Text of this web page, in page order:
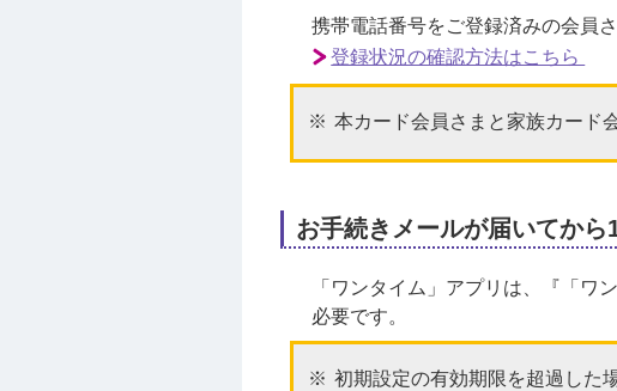
携帯電話番号をご登録済みの会員
登録状況の確認方法はこちら
本カード会員さまと家族カード
お手続きメールが届いてか
「ワンタイム」アプリは、『「ワ
必要です。
初期設定の有効期限を超過した